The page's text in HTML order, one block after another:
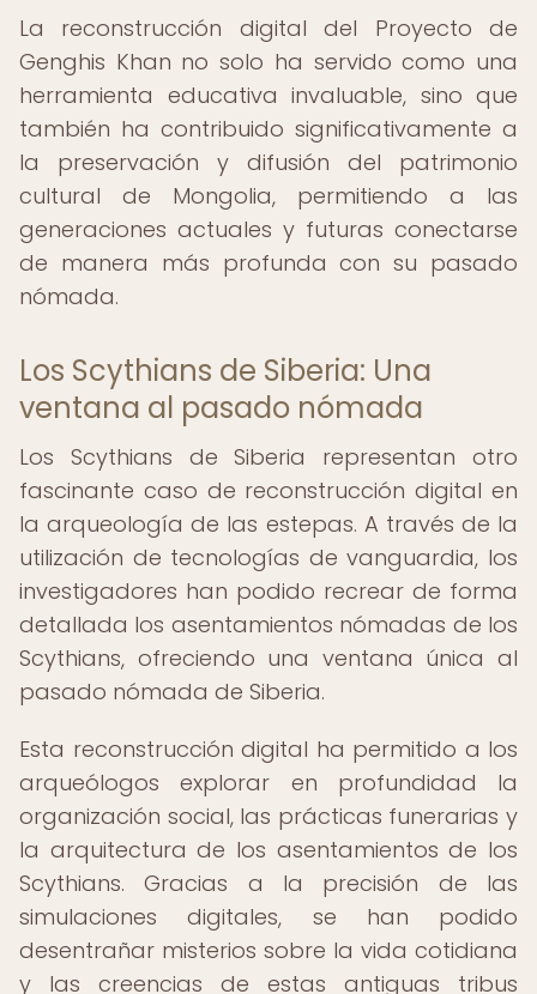
La reconstrucción digital del Proyecto de
Genghis Khan no solo ha servido como una
herramienta educativa invaluable, sino que
también ha contribuido significativamente a
la preservación y difusión del patrimonio
cultural de Mongolia, permitiendo a las
generaciones actuales y futuras conectarse
de manera más profunda con su pasado
nómada.
Los Scythians de Siberia: Una
ventana al pasado nómada
Los Scythians de Siberia representan otro
fascinante caso de reconstrucción digital en
la arqueología de las estepas. A través de la
utilización de tecnologías de vanguardia, los
investigadores han podido recrear de forma
detallada los asentamientos nómadas de los
Scythians, ofreciendo una ventana única al
pasado nómada de Siberia.
Esta reconstrucción digital ha permitido a los
arqueólogos explorar en profundidad la
organización social, las prácticas funerarias y
la arquitectura de los asentamientos de los
Scythians. Gracias a la precisión de las
simulaciones digitales, se han podido
desentrañar misterios sobre la vida cotidiana
y las creencias de estas antiguas tribus